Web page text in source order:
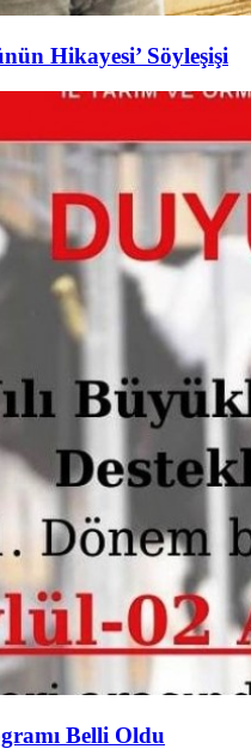
Hikayesi’ Söyleşişi
Belli Oldu